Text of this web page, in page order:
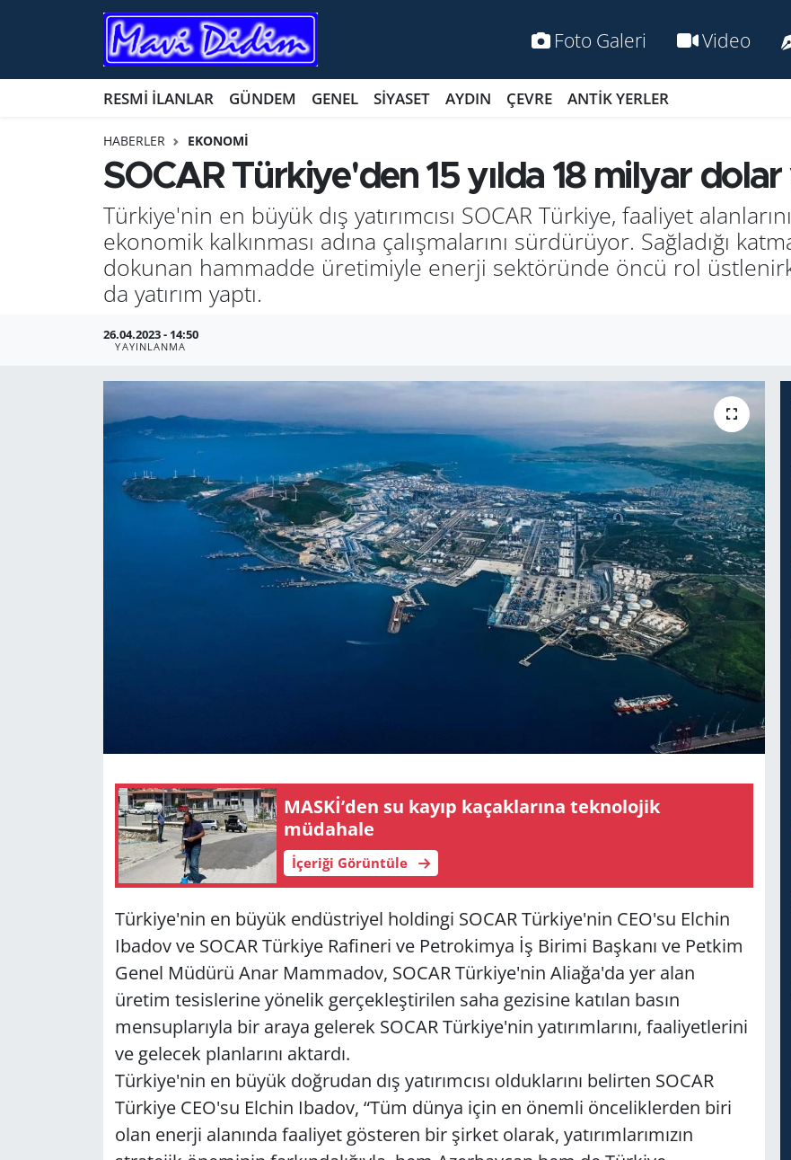
Foto Galeri Video
RESMİ İLANLAR GÜNDEM GENEL SİYASET AYDIN ÇEVRE ANTİK YERLER
HABERLER EKONOMİ
SOCAR Türkiye'den 15 yılda 18 milyar dolar
Türkiye'nin en büyük dış yatırımcısı SOCAR Türkiye, faaliyet
ekonomik kalkınması adına çalışmalarını sürdürüyor. Sağladığı
dokunan hammadde üretimiyle enerji sektöründe öncü rol
da yatırım yaptı.
26.04.2023 - 14:50
YAYINLANMA
MASKİ’den su kayıp kaçaklarına teknolojik
müdahale
İçeriği Görüntüle
Türkiye'nin en büyük endüstriyel holdingi SOCAR Türkiye'nin CEO'su Elchin
Ibadov ve SOCAR Türkiye Rafineri ve Petrokimya İş Birimi Başkanı ve Petkim
Genel Müdürü Anar Mammadov, SOCAR Türkiye'nin Aliağa'da yer alan
üretim tesislerine yönelik gerçekleştirilen saha gezisine katılan basın
mensuplarıyla bir araya gelerek SOCAR Türkiye'nin yatırımlarını, faaliyetlerini
ve gelecek planlarını aktardı.
Türkiye'nin en büyük doğrudan dış yatırımcısı olduklarını belirten SOCAR
Türkiye CEO'su Elchin Ibadov, “Tüm dünya için en önemli önceliklerden biri
olan enerji alanında faaliyet gösteren bir şirket olarak, yatırımlarımızın
ANTİK YERLER
BİLİM VE TEKNOLOJİ
EĞİTİM
EKONOMİ
GÜNDEM
HABERDE İNSAN
SİYASET
Nöbetçi Eczaneler
Namaz Vakitleri
Trafik Durumu
Süper Lig Puan Durumu ve Fikstür
Tüm Manşetler
Son Dakika Haberleri